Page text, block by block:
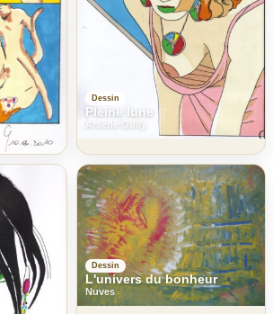
Dessin
Pleine lune
Arsene Gully
Dessin
L'univers du bonheur
Nuves